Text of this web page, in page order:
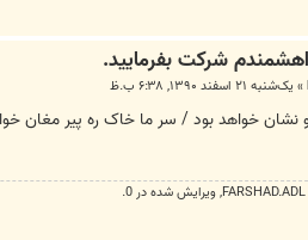
» یک‌شنبه ۲۱ اسفند ۱۳۹۰, ۶:۳۸ ب.ظ
نشان خواهد بود / سر ما خاک ره پیر مغان
FARSHAD.ADL, ويرايش شده در 0.